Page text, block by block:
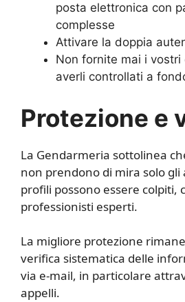
posta elettronica con
complesse
Attivare la doppia
Non fornite mai i
averli controllati a
Protezione e
La Gendarmeria sottolinea
non prendono di mira solo gli
profili possono essere colpiti,
professionisti esperti.
La migliore protezione
verifica sistematica delle
via e-mail, in particolare
appelli.